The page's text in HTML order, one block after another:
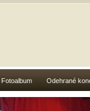
Fotoalbum Odehrané